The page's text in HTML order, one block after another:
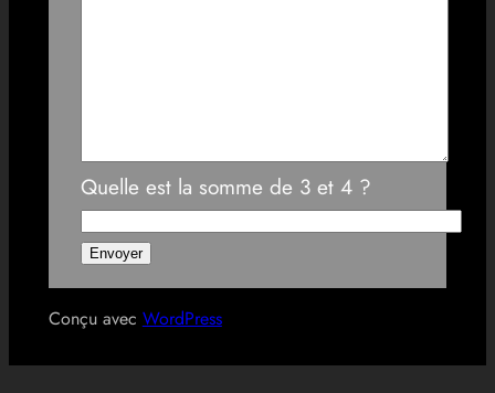
Quelle est la somme de 3 et 4 ?
Conçu avec WordPress